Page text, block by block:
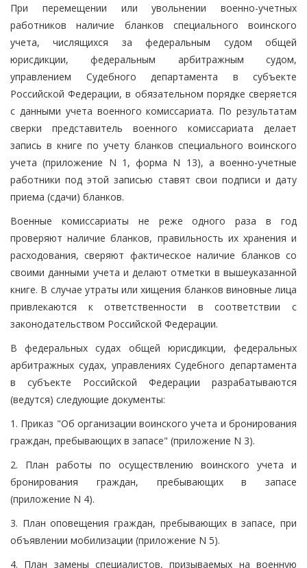
При перемещении или увольнении военно-учетных
работников наличие бланков специального воинского
учета, числящихся за федеральным судом общей
юрисдикции, федеральным арбитражным судом,
управлением Судебного департамента в субъекте
Российской Федерации, в обязательном порядке сверяется
с данными учета военного комиссариата. По результатам
сверки представитель военного комиссариата делает
запись в книге по учету бланков специального воинского
учета (приложение N 1, форма N 13), а военно-учетные
работники под этой записью ставят свои подписи и дату
приема (сдачи) бланков.
Военные комиссариаты не реже одного раза в год
проверяют наличие бланков, правильность их хранения и
расходования, сверяют фактическое наличие бланков со
своими данными учета и делают отметки в вышеуказанной
книге. В случае утраты или хищения бланков виновные лица
привлекаются к ответственности в соответствии с
законодательством Российской Федерации.
В федеральных судах общей юрисдикции, федеральных
арбитражных судах, управлениях Судебного департамента
в субъекте Российской Федерации разрабатываются
(ведутся) следующие документы:
1. Приказ "Об организации воинского учета и бронирования
граждан, пребывающих в запасе" (приложение N 3).
2. План работы по осуществлению воинского учета и
бронирования граждан, пребывающих в запасе
(приложение N 4).
3. План оповещения граждан, пребывающих в запасе, при
объявлении мобилизации (приложение N 5).
4. План замены специалистов, призываемых на военную